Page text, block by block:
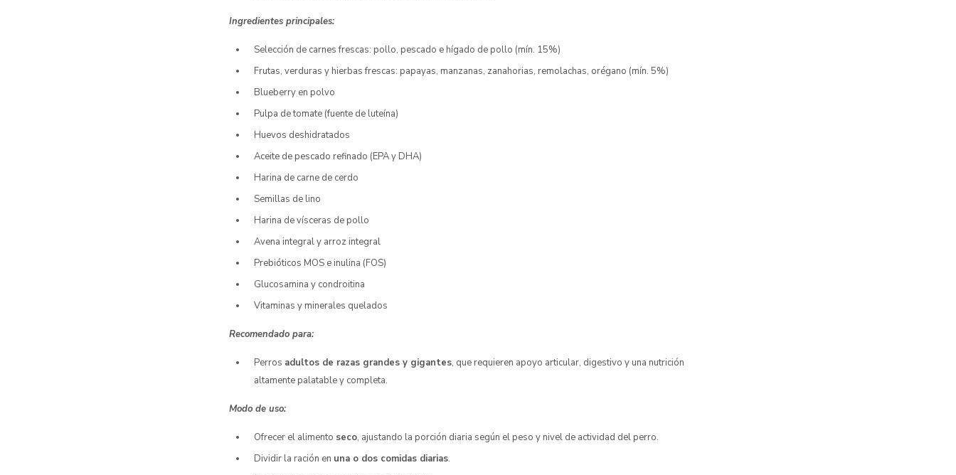
Ingredientes principales:
Selección de carnes frescas: pollo, pescado e hígado de pollo (mín. 15%)
Frutas, verduras y hierbas frescas: papayas, manzanas, zanahorias, remolachas, orégano (mín. 5%)
Blueberry en polvo
Pulpa de tomate (fuente de luteína)
Huevos deshidratados
Aceite de pescado refinado (EPA y DHA)
Harina de carne de cerdo
Semillas de lino
Harina de vísceras de pollo
Avena integral y arroz integral
Prebióticos MOS e inulina (FOS)
Glucosamina y condroitina
Vitaminas y minerales quelados
Recomendado para:
Perros adultos de razas grandes y gigantes, que requieren apoyo articular, digestivo y una nutrición
altamente palatable y completa.
Modo de uso:
Ofrecer el alimento seco, ajustando la porción diaria según el peso y nivel de actividad del perro.
Dividir la ración en una o dos comidas diarias.